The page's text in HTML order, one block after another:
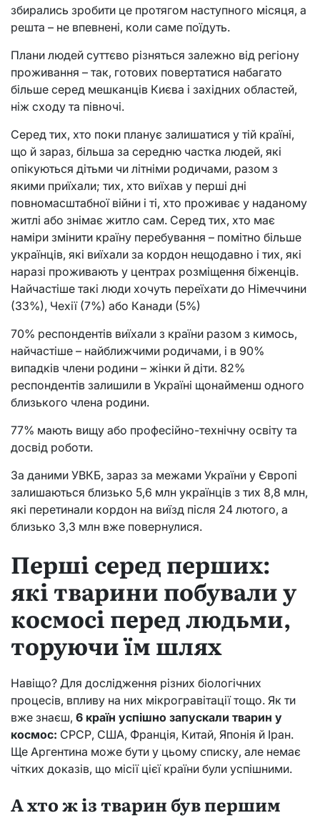
збирались зробити це протягом наступного місяця, а
решта – не впевнені, коли саме поїдуть.
Плани людей суттєво різняться залежно від регіону
проживання – так, готових повертатися набагато
більше серед мешканців Києва і західних областей,
ніж сходу та півночі.
Серед тих, хто поки планує залишатися у тій країні,
що й зараз, більша за середню частка людей, які
опікуються дітьми чи літніми родичами, разом з
якими приїхали; тих, хто виїхав у перші дні
повномасштабної війни і ті, хто проживає у наданому
житлі або знімає житло сам. Серед тих, хто має
наміри змінити країну перебування – помітно більше
українців, які виїхали за кордон нещодавно і тих, які
наразі проживають у центрах розміщення біженців.
Найчастіше такі люди хочуть переїхати до Німеччини
(33%), Чехії (7%) або Канади (5%)
70% респондентів виїхали з країни разом з кимось,
найчастіше – найближчими родичами, і в 90%
випадків члени родини – жінки й діти. 82%
респондентів залишили в Україні щонайменш одного
близького члена родини.
77% мають вищу або професійно-технічну освіту та
досвід роботи.
За даними УВКБ, зараз за межами України у Європі
залишаються близько 5,6 млн українців з тих 8,8 млн,
які перетинали кордон на виїзд після 24 лютого, а
близько 3,3 млн вже повернулися.
Перші серед перших:
які тварини побували у
космосі перед людьми,
торуючи їм шлях
Навіщо? Для дослідження різних біологічних
процесів, впливу на них мікрогравітації тощо. Як ти
вже знаєш, 6 країн успішно запускали тварин у
космос: СРСР, США, Франція, Китай, Японія й Іран.
Ще Аргентина може бути у цьому списку, але немає
чітких доказів, що місії цієї країни були успішними.
А хто ж із тварин був першим